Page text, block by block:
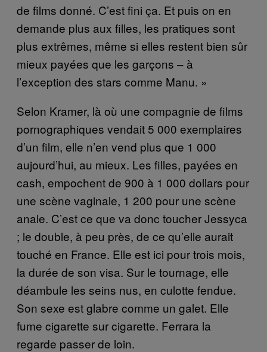
de films donné. C’est fini ça. Et puis on en
demande plus aux filles, les pratiques sont
plus extrêmes, même si elles restent bien sûr
mieux payées que les garçons – à
l’exception des stars comme Manu. »
Selon Kramer, là où une compagnie de films
pornographiques vendait 5 000 exemplaires
d’un film, elle n’en vend plus que 1 000
aujourd’hui, au mieux. Les filles, payées en
cash, empochent de 900 à 1 000 dollars pour
une scène vaginale, 1 200 pour une scène
anale. C’est ce que va donc toucher Jessyca
; le double, à peu près, de ce qu’elle aurait
touché en France. Elle est ici pour trois mois,
la durée de son visa. Sur le tournage, elle
déambule les seins nus, en culotte fendue.
Son sexe est glabre comme un galet. Elle
fume cigarette sur cigarette. Ferrara la
regarde passer de loin.